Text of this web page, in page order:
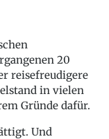
20
reisefreudigere
in vielen
Gründe dafür.
Und